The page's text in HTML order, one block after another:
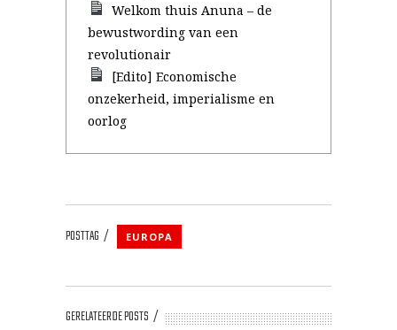
Welkom thuis Anuna – de
bewustwording van een
revolutionair
[Edito] Economische
onzekerheid, imperialisme en
oorlog
POSTTAG EUROPA
GERELATEERDE POSTS